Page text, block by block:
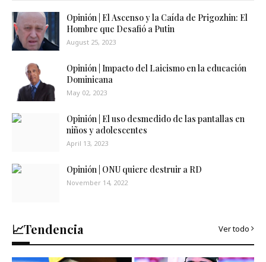
Opinión | El Ascenso y la Caída de Prigozhin: El
Hombre que Desafió a Putin
August 25, 2023
Opinión | Impacto del Laicismo en la educación
Dominicana
May 02, 2023
Opinión | El uso desmedido de las pantallas en
niños y adolescentes
April 13, 2023
Opinión | ONU quiere destruir a RD
November 14, 2022
📈Tendencia Ver todo